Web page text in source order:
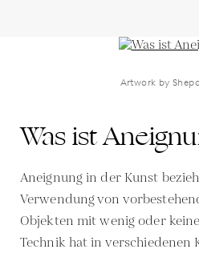
Artwork by
Was ist
Aneignung in der Kunst
Verwendung von
Objekten mit wenig oder
Technik hat in verschiedenen